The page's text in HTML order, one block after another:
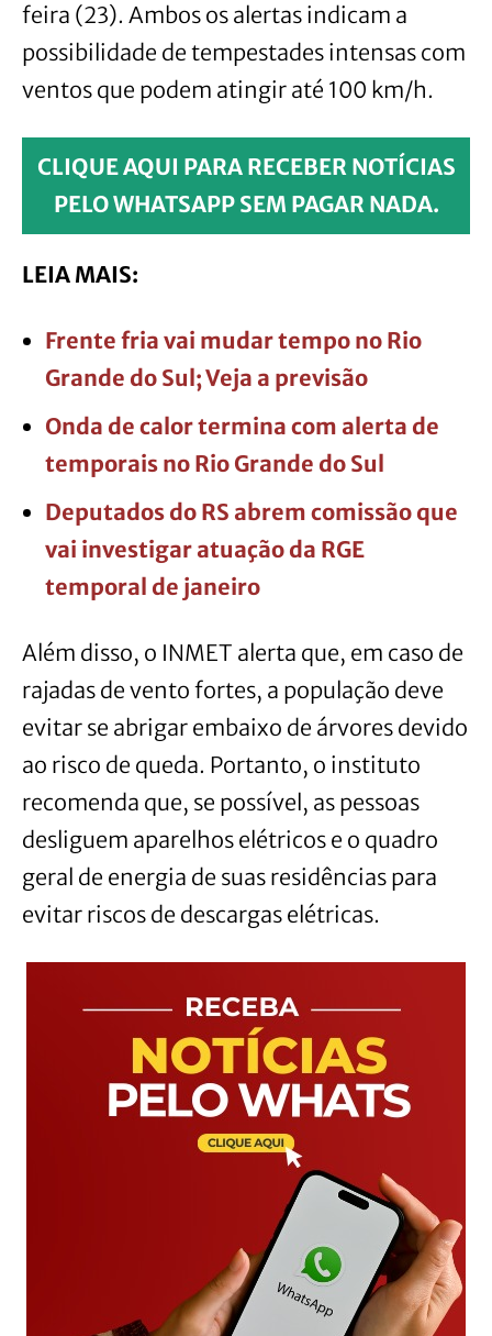
feira (23). Ambos os alertas indicam a
possibilidade de tempestades intensas com
ventos que podem atingir até 100 km/h.
CLIQUE AQUI PARA RECEBER NOTÍCIAS
PELO WHATSAPP SEM PAGAR NADA.
LEIA MAIS:
Frente fria vai mudar tempo no Rio
Grande do Sul; Veja a previsão
Onda de calor termina com alerta de
temporais no Rio Grande do Sul
Deputados do RS abrem comissão que
vai investigar atuação da RGE
temporal de janeiro
Além disso, o INMET alerta que, em caso de
rajadas de vento fortes, a população deve
evitar se abrigar embaixo de árvores devido
ao risco de queda. Portanto, o instituto
recomenda que, se possível, as pessoas
desliguem aparelhos elétricos e o quadro
geral de energia de suas residências para
evitar riscos de descargas elétricas.